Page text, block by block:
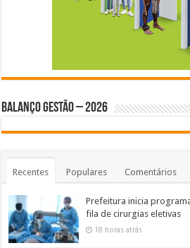
BALANÇO GESTÃO – 2026
Recentes Populares Comentários
Prefeitura inicia
fila de cirurgias eletivas
18 horas atrás